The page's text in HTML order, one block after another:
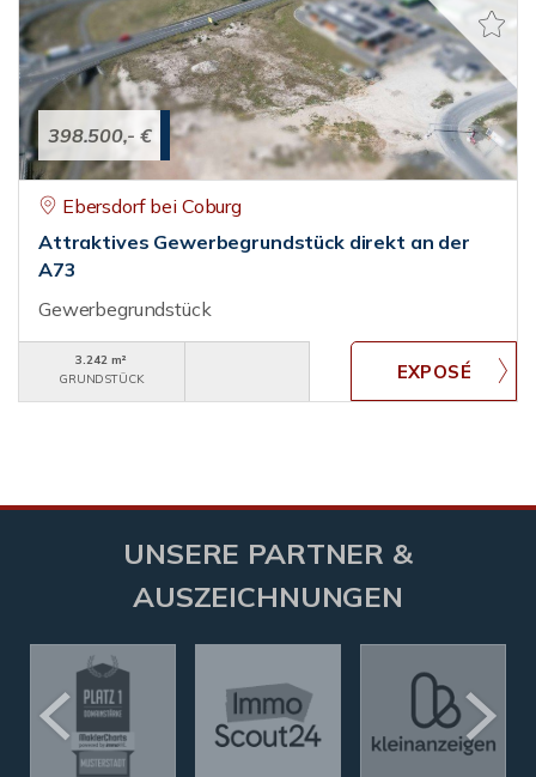
398.500,- €
Ebersdorf bei Coburg
Attraktives Gewerbegrundstück direkt an der
A73
Gewerbegrundstück
3.242 m²
GRUNDSTÜCK
UNSERE PARTNER &
AUSZEICHNUNGEN